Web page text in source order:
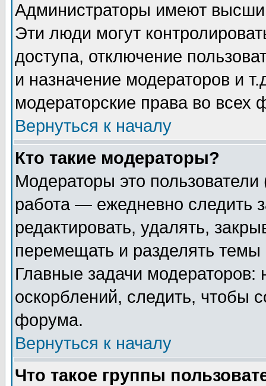
Администраторы имеют
Эти люди могут
доступа, отключение
и назначение модераторов и
модераторские права во всех
Вернуться к началу
Кто такие модераторы?
Модераторы это
работа — ежедневно следить
редактировать, удалять,
перемещать и разделять
Главные задачи
оскорблений, следить, чтобы
форума.
Вернуться к началу
Что такое группы